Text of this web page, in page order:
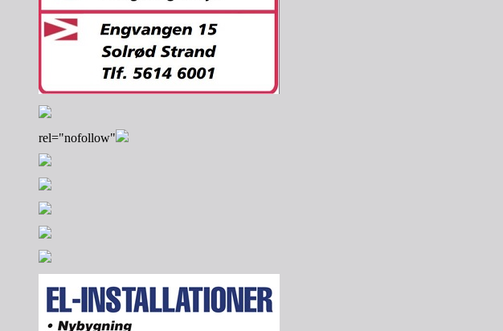
rel="nofollow"